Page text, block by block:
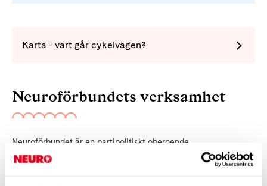
Karta - vart går cykelvägen?
Neuroförbundets verksamhet
Neuroförbundet är en partipolitiskt oberoende
intresseorganisation för människor i Sverige som lever med
neurologiska diagnoser eller symtom samt deras familj och